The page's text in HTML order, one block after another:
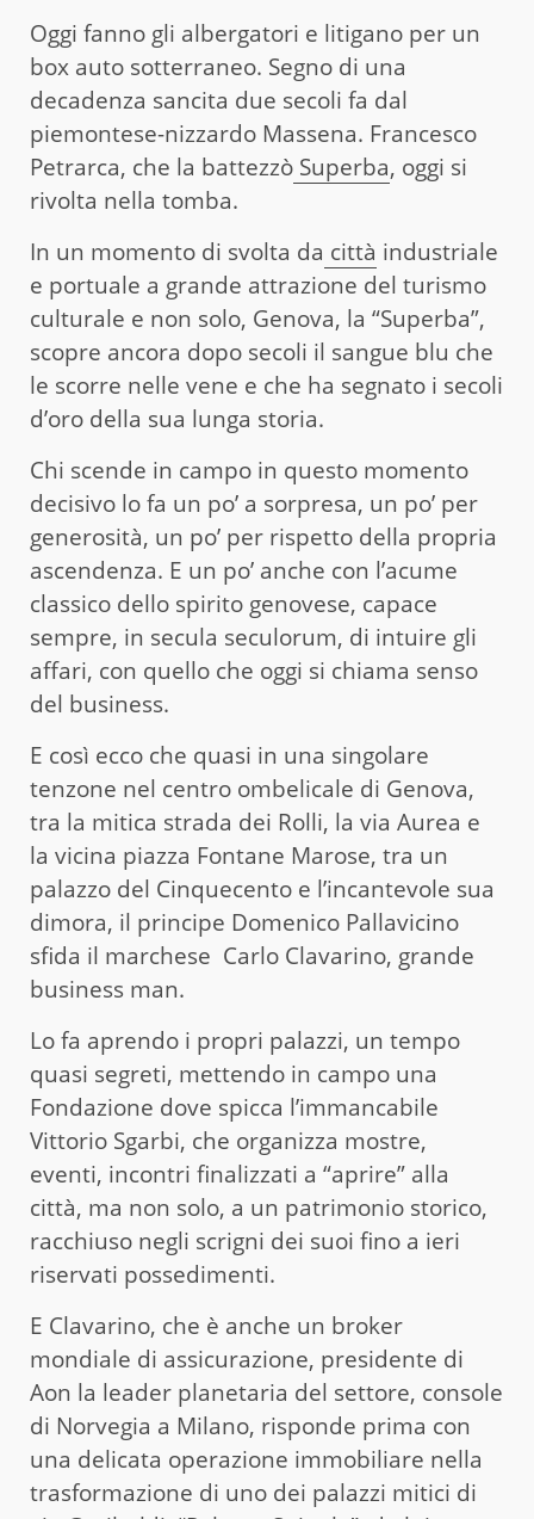
Oggi fanno gli albergatori e litigano per un
box auto sotterraneo. Segno di una
decadenza sancita due secoli fa dal
piemontese-nizzardo Massena. Francesco
Petrarca, che la battezzò Superba, oggi si
rivolta nella tomba.
In un momento di svolta da città industriale
e portuale a grande attrazione del turismo
culturale e non solo, Genova, la “Superba”,
scopre ancora dopo secoli il sangue blu che
le scorre nelle vene e che ha segnato i secoli
d’oro della sua lunga storia.
Chi scende in campo in questo momento
decisivo lo fa un po’ a sorpresa, un po’ per
generosità, un po’ per rispetto della propria
ascendenza. E un po’ anche con l’acume
classico dello spirito genovese, capace
sempre, in secula seculorum, di intuire gli
affari, con quello che oggi si chiama senso
del business.
E così ecco che quasi in una singolare
tenzone nel centro ombelicale di Genova,
tra la mitica strada dei Rolli, la via Aurea e
la vicina piazza Fontane Marose, tra un
palazzo del Cinquecento e l’incantevole sua
dimora, il principe Domenico Pallavicino
sfida il marchese Carlo Clavarino, grande
business man.
Lo fa aprendo i propri palazzi, un tempo
quasi segreti, mettendo in campo una
Fondazione dove spicca l’immancabile
Vittorio Sgarbi, che organizza mostre,
eventi, incontri finalizzati a “aprire” alla
città, ma non solo, a un patrimonio storico,
racchiuso negli scrigni dei suoi fino a ieri
riservati possedimenti.
E Clavarino, che è anche un broker
mondiale di assicurazione, presidente di
Aon la leader planetaria del settore, console
di Norvegia a Milano, risponde prima con
una delicata operazione immobiliare nella
trasformazione di uno dei palazzi mitici di